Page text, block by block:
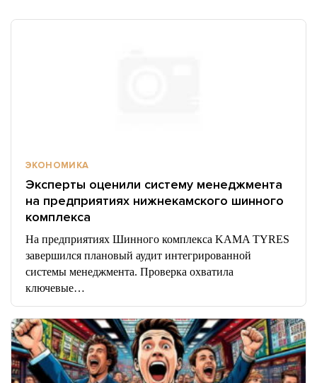
ЭКОНОМИКА
Эксперты оценили систему менеджмента
на предприятиях нижнекамского шинного
комплекса
На предприятиях Шинного комплекса KAMA TYRES
завершился плановый аудит интегрированной
системы менеджмента. Проверка охватила
ключевые…